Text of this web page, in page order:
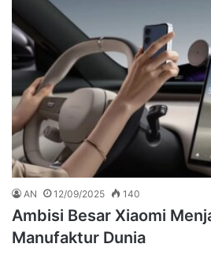
AN 12/09/2025 140
Ambisi Besar Xiaomi
Manufaktur Dunia